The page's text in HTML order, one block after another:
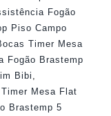
Fogão
Piso Campo
Timer Mesa
Fogão Brastemp
Bibi
Mesa Flat
Brastemp 5